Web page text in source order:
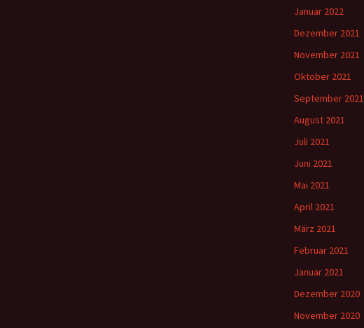
Januar 2022
Dezember 2021
November 2021
Oktober 2021
September 2021
August 2021
Juli 2021
Juni 2021
Mai 2021
April 2021
März 2021
Februar 2021
Januar 2021
Dezember 2020
November 2020